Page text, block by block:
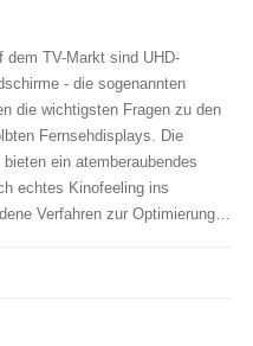
dem TV-Markt sind UHD-
- die sogenannten
die wichtigsten Fragen zu den
Fernsehdisplays. Die
ein atemberaubendes
echtes Kinofeeling ins
Verfahren zur Optimierung…